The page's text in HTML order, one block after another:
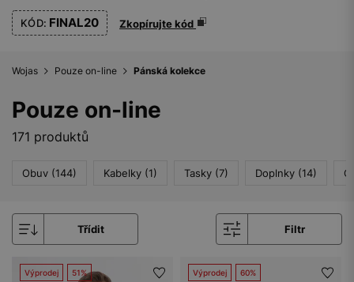
KÓD: FINAL20 Zkopírujte kód
Wojas Pouze on-line Pánská kolekce
Pouze on-line
171 produktů
Obuv (144) Kabelky (1) Tasky (7) Doplnky (14)
Třídit Filtr
Výprodej 51% Výprodej 60%